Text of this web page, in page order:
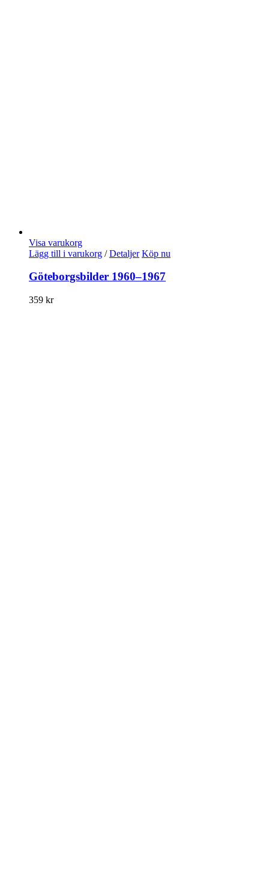
Visa varukorg
Lägg till i varukorg / Detaljer Köp nu
Göteborgsbilder 1960–1967
359 kr